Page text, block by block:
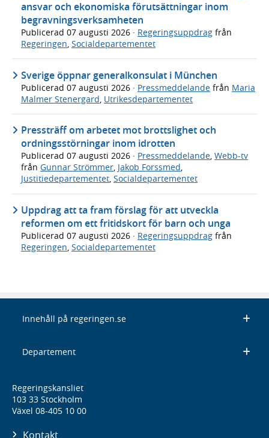
ansvar och ekonomiska förutsättningar inom
begravningsverksamheten
Publicerad 07 augusti 2026 · Regeringsuppdrag från
Regeringen, Socialdepartementet
Sverige öppnar generalkonsulat i München
Publicerad 07 augusti 2026 · Pressmeddelande från Maria
Malmer Stenergard Utrikesdepartementet
Pressträff om arbetet mot brottslighet och
ordningsstörningar inom idrotten
Publicerad 07 augusti 2026 · Pressmeddelande, Webb-tv
från Gunnar Strömmer, Jakob Forssmed,
Justitiedepartementet, Socialdepartementet
Uppdrag att ta fram förslag för att utveckla
reformen om ett fritidskort för barn och unga
Publicerad 07 augusti 2026 · Regeringsuppdrag från
Regeringen, Socialdepartementet
Innehåll på regeringen.se
Departement
Regeringskansliet
103 33 Stockholm
Växel 08-405 10 00
Kontakt